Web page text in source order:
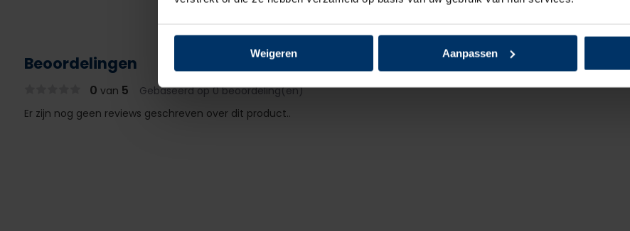
Weigeren Aanpassen
Beoordelingen
0 van 5 Gebaseerd op 0 beoordeling(en)
Er zijn nog geen reviews geschreven over dit product..